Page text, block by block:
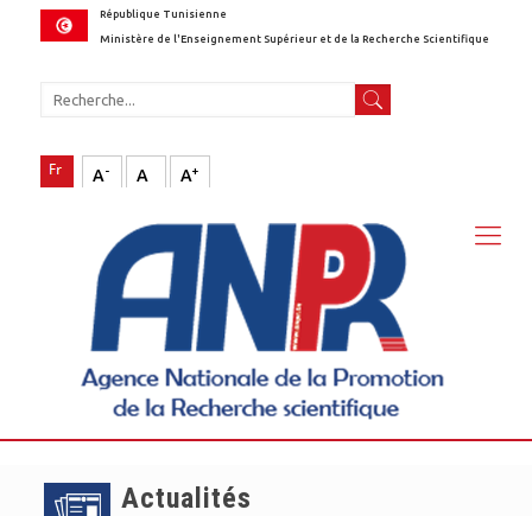
République Tunisienne
Ministère de l'Enseignement Supérieur et de la Recherche Scientifique
A- A A+
Actualités